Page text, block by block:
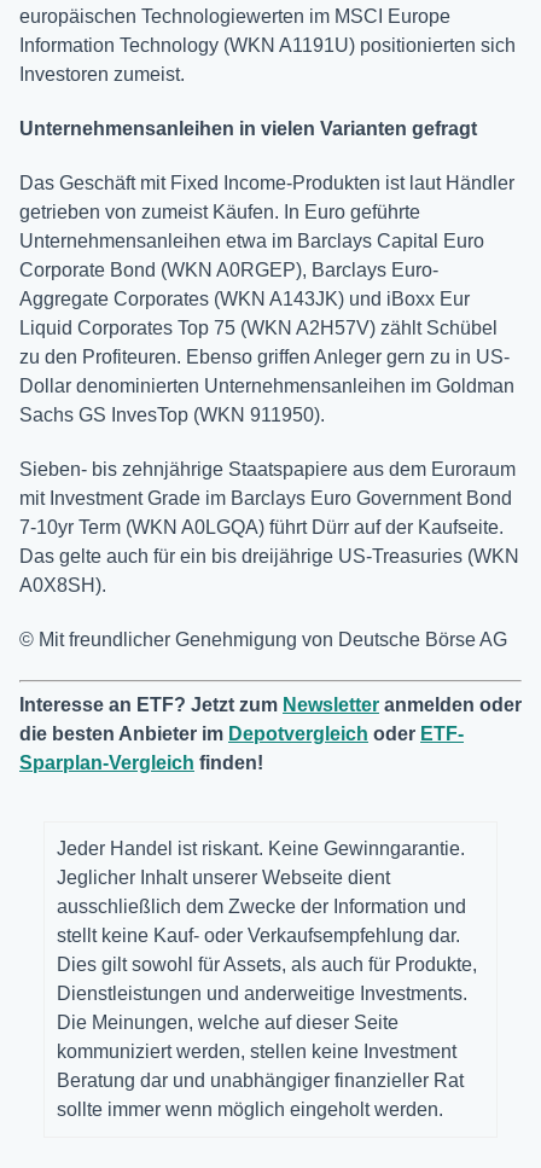
europäischen Technologiewerten im MSCI Europe
Information Technology (WKN A1191U) positionierten sich
Investoren zumeist.
Unternehmensanleihen in vielen Varianten gefragt
Das Geschäft mit Fixed Income-Produkten ist laut Händler
getrieben von zumeist Käufen. In Euro geführte
Unternehmensanleihen etwa im Barclays Capital Euro
Corporate Bond (WKN A0RGEP), Barclays Euro-
Aggregate Corporates (WKN A143JK) und iBoxx Eur
Liquid Corporates Top 75 (WKN A2H57V) zählt Schübel
zu den Profiteuren. Ebenso griffen Anleger gern zu in US-
Dollar denominierten Unternehmensanleihen im Goldman
Sachs GS InvesTop (WKN 911950).
Sieben- bis zehnjährige Staatspapiere aus dem Euroraum
mit Investment Grade im Barclays Euro Government Bond
7-10yr Term (WKN A0LGQA) führt Dürr auf der Kaufseite.
Das gelte auch für ein bis dreijährige US-Treasuries (WKN
A0X8SH).
© Mit freundlicher Genehmigung von Deutsche Börse AG
Interesse an ETF? Jetzt zum Newsletter anmelden oder
die besten Anbieter im Depotvergleich oder ETF-
Sparplan-Vergleich finden!
Jeder Handel ist riskant. Keine Gewinngarantie.
Jeglicher Inhalt unserer Webseite dient
ausschließlich dem Zwecke der Information und
stellt keine Kauf- oder Verkaufsempfehlung dar.
Dies gilt sowohl für Assets, als auch für Produkte,
Dienstleistungen und anderweitige Investments.
Die Meinungen, welche auf dieser Seite
kommuniziert werden, stellen keine Investment
Beratung dar und unabhängiger finanzieller Rat
sollte immer wenn möglich eingeholt werden.